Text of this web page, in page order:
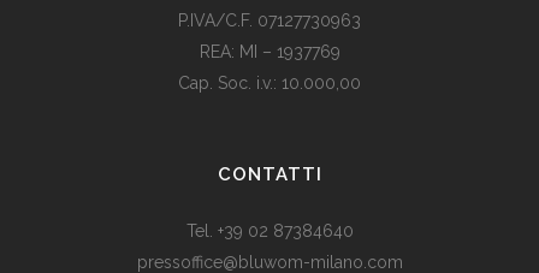
P.IVA/C.F. 07127730963
REA: MI – 1937769
Cap. Soc. i.v.: 10.000,00
med dagens valutadevaluering må mange av oss ty til billige
stedet for dyre designerklokker.
CONTATTI
Tel. +39 02 87384640
pressoffice@bluwom-milano.com